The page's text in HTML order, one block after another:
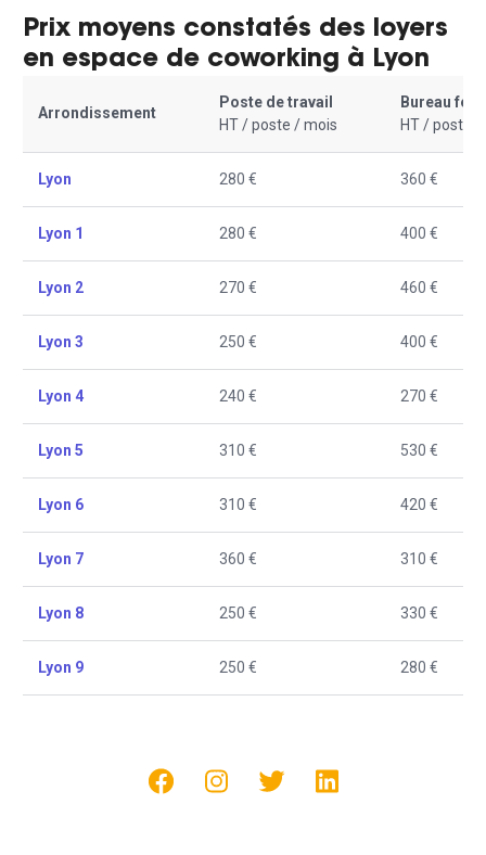
Prix moyens constatés des loyers
en espace de coworking à Lyon
Arrondissement
Poste de travail
HT / poste / mois
Bureau
HT / poste /
Lyon 280 € 360 €
Lyon 1 280 € 400 €
Lyon 2 270 € 460 €
Lyon 3 250 € 400 €
Lyon 4 240 € 270 €
Lyon 5 310 € 530 €
Lyon 6 310 € 420 €
Lyon 7 360 € 310 €
Lyon 8 250 € 330 €
Lyon 9 250 € 280 €